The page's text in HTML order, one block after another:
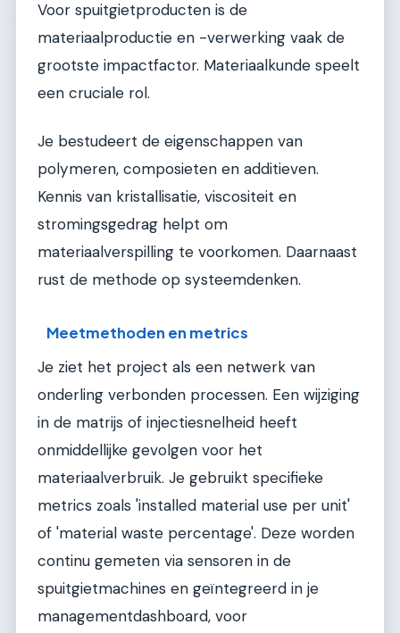
Voor spuitgietproducten is de
materiaalproductie en -verwerking vaak de
grootste impactfactor. Materiaalkunde speelt
een cruciale rol.
Je bestudeert de eigenschappen van
polymeren, composieten en additieven.
Kennis van kristallisatie, viscositeit en
stromingsgedrag helpt om
materiaalverspilling te voorkomen. Daarnaast
rust de methode op systeemdenken.
Meetmethoden en metrics
Je ziet het project als een netwerk van
onderling verbonden processen. Een wijziging
in de matrijs of injectiesnelheid heeft
onmiddellijke gevolgen voor het
materiaalverbruik. Je gebruikt specifieke
metrics zoals 'installed material use per unit'
of 'material waste percentage'. Deze worden
continu gemeten via sensoren in de
spuitgietmachines en geïntegreerd in je
managementdashboard, voor